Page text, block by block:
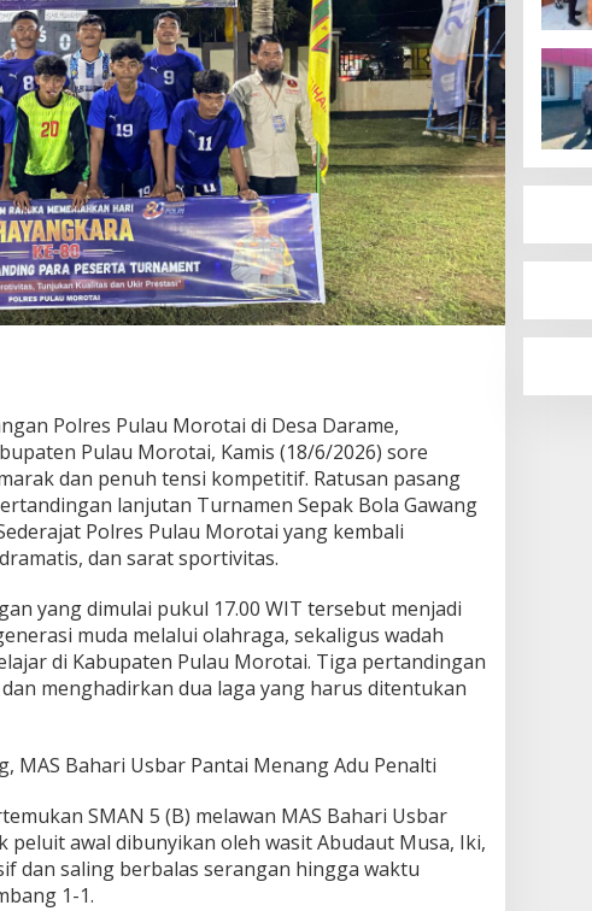
Polres Pulau Morotai di Desa Darame,
Pulau Morotai, Kamis (18/6/2026) sore
dan penuh tensi kompetitif. Ratusan pasang
lanjutan Turnamen Sepak Bola Gawang
Polres Pulau Morotai yang kembali
dan sarat sportivitas.
yang dimulai pukul 17.00 WIT tersebut menjadi
muda melalui olahraga, sekaligus wadah
di Kabupaten Pulau Morotai. Tiga pertandingan
menghadirkan dua laga yang harus ditentukan
MAS Bahari Usbar Pantai Menang Adu Penalti
SMAN 5 (B) melawan MAS Bahari Usbar
peluit awal dibunyikan oleh wasit Abudaut Musa, Iki,
dan saling berbalas serangan hingga waktu
1-1.